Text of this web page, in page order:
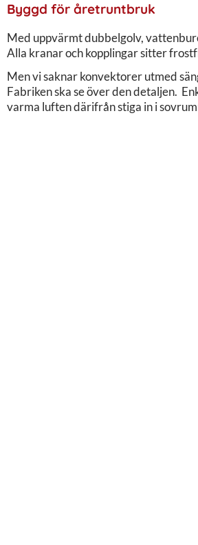
Byggd för åretruntbruk
Med uppvärmt dubbelgolv,
Alla kranar och kopplingar sitter
Men vi saknar konvektorer utmed
Fabriken ska se över den detaljen.
varma luften därifrån stiga in i